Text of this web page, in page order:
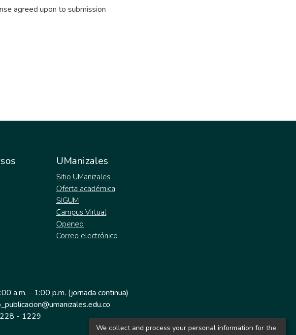
agreed upon to submission
UManizales
Sitio UManizales
Oferta académica
SIGUM
Campus Virtual
Opened
Correo electrónico
a.m. - 1:00 p.m. (jornada continua)
- 1229
We collect and process your personal information for the